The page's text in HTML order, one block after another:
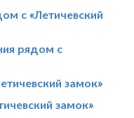
с «Летичевский
рядом с
замок»
замок»